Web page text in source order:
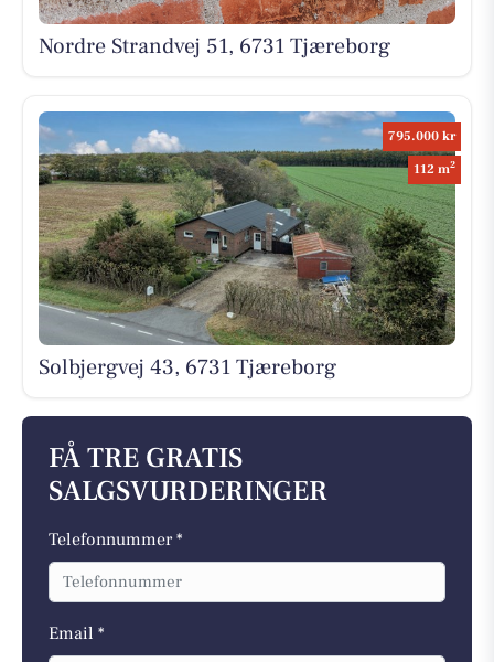
Nordre Strandvej 51, 6731 Tjæreborg
795.000 kr
112 m2
Solbjergvej 43, 6731 Tjæreborg
FÅ TRE GRATIS
SALGSVURDERINGER
Telefonnummer *
Email *